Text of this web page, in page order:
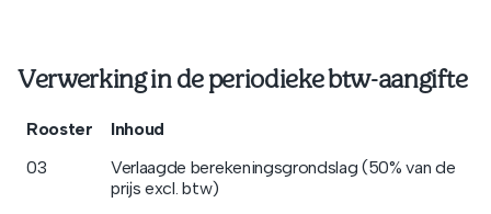
Verwerking in de periodieke btw-aangifte
Rooster
Inhoud
03
Verlaagde berekeningsgrondslag (50% van de
prijs excl. btw)